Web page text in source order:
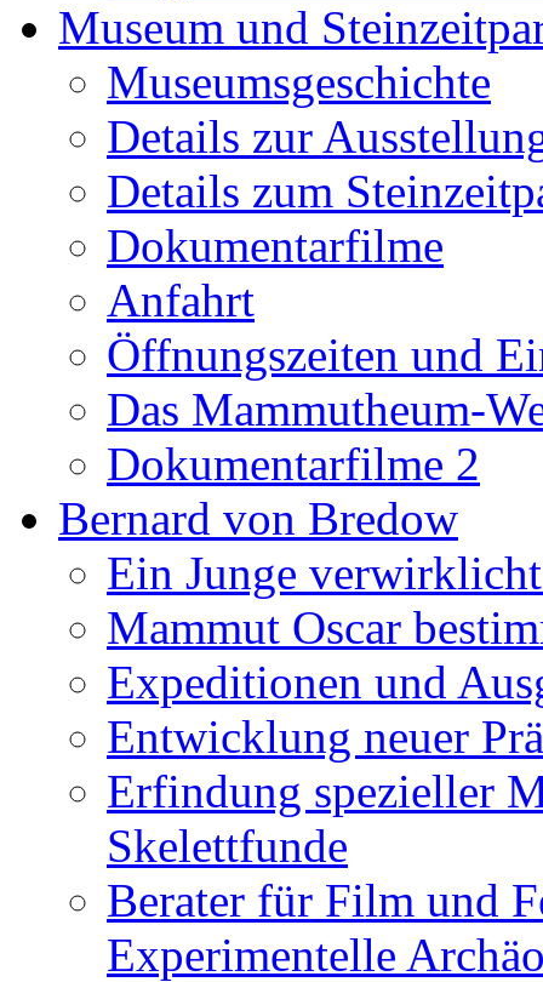
Museum und
Museumsgeschichte
Details zur
Details zum
Dokumentarfilme
Anfahrt
Öffnungszeiten und
Das Mammutheum-
Dokumentarfilme 2
Bernard von Bredow
Ein Junge
Mammut Oscar
Expeditionen und
Entwicklung neuer
Erfindung spezieller
Skelettfunde
Berater für Film und
Experimentelle